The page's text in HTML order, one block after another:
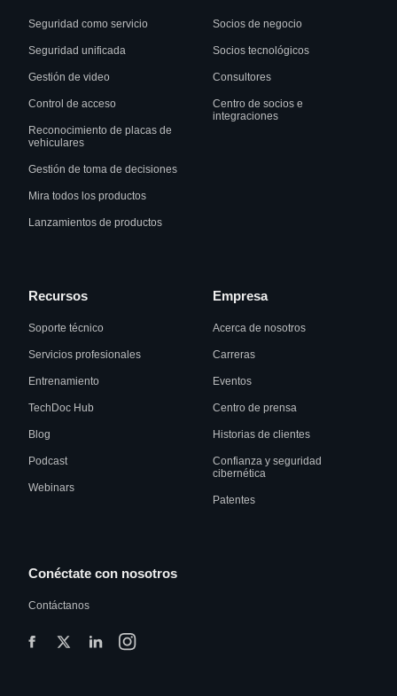
Seguridad como servicio
Seguridad unificada
Gestión de video
Control de acceso
Reconocimiento de placas de
vehiculares
Gestión de toma de decisiones
Mira todos los productos
Lanzamientos de productos
Socios de negocio
Socios tecnológicos
Consultores
Centro de socios e
integraciones
Recursos
Soporte técnico
Servicios profesionales
Entrenamiento
TechDoc Hub
Blog
Podcast
Webinars
Empresa
Acerca de nosotros
Carreras
Eventos
Centro de prensa
Historias de clientes
Confianza y seguridad
cibernética
Patentes
Conéctate con nosotros
Contáctanos